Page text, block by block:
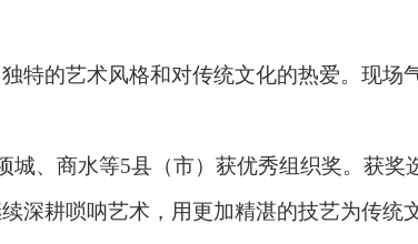
的艺术风格和对传统文化的热爱。现场
、商水等5县（市）获优秀组织奖。获奖
深耕唢呐艺术，用更加精湛的技艺为传统